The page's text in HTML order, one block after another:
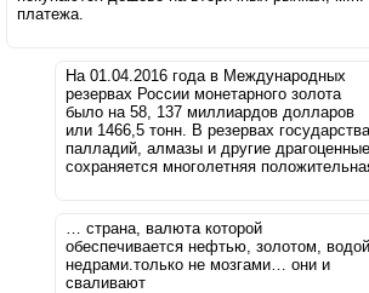
платежа.
На 01.04.2016 года в Международных
резервах России монетарного золота
было на 58, 137 миллиардов долларов
или 1466,5 тонн. В резервах
палладий, алмазы и другие
сохраняется многолетняя
… страна, валюта которой
обеспечивается нефтью, золотом, водой,
недрами.только не мозгами… они и
сваливают